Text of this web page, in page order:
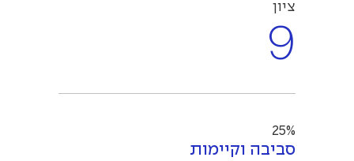
ציון
9
25%
סביבה וקיימות